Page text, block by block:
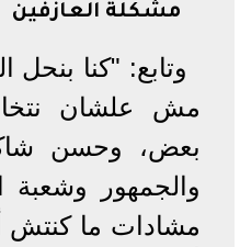
مشكلة العازفين
وتابع: "كنا بنحل
مش علشان
بعض، وحسن
والجمهور وشعبة
مشادات ما